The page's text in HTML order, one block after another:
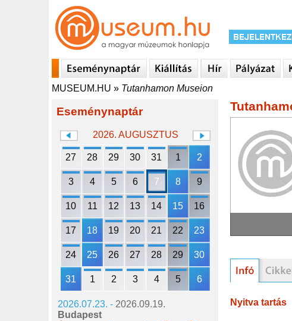
MUSEUM.HU » Tutanhamon Museion
Eseménynaptár
2026. AUGUSZTUS
27 28 29 30 31 1 2
3 4 5 6 7 8 9
10 11 12 13 14 15 16
17 18 19 20 21 22 23
24 25 26 27 28 29 30
31 1 2 3 4 5 6
2026.07.23. - 2026.09.19.
Budapest
Nyitva tartás